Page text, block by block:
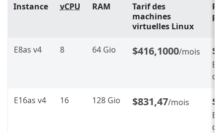
Instance vCPU RAM
Tarif des
machines
virtuelles Linux
E8as v4 8 64 Gio $416,1000/mois
E16as v4 16 128 Gio $831,47/mois